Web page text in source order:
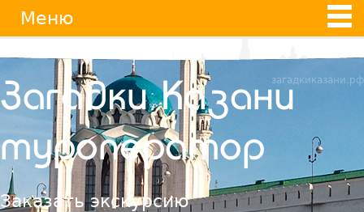
Jump
navigation
Меню
загадкиказани.рф
Загадки Казани
туроператор
Заказать экскурсию